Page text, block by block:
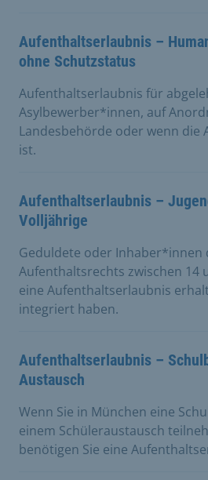
Aufenthaltserlaubnis –
ohne Schutzstatus
Aufenthaltserlaubnis für
Asylbewerber*innen, auf
Landesbehörde oder wenn die
ist.
Aufenthaltserlaubnis –
Volljährige
Geduldete oder Inhaber*innen
Aufenthaltsrechts zwischen 14
eine Aufenthaltserlaubnis
integriert haben.
Aufenthaltserlaubnis –
Austausch
Wenn Sie in München eine
einem Schüleraustausch
benötigen Sie eine